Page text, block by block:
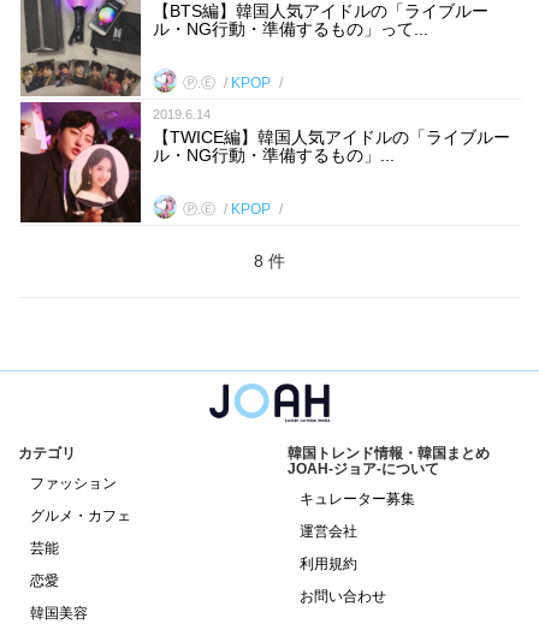
【BTS編】韓国人気アイドルの「ライブルー
ル・NG行動・準備するもの」って...
Ⓟ.Ⓔ KPOP
2019.6.14
【TWICE編】韓国人気アイドルの「ライブルー
ル・NG行動・準備するもの」...
Ⓟ.Ⓔ KPOP
8 件
カテゴリ
ファッション
グルメ・カフェ
芸能
恋愛
韓国美容
韓国トレンド情報・韓国まとめ
JOAH-ジョア-について
キュレーター募集
運営会社
利用規約
お問い合わせ